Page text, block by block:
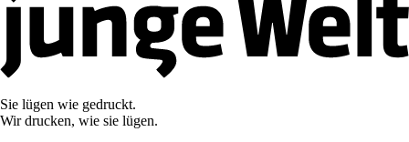
Sie lügen wie gedruckt.
Wir drucken, wie sie lügen.